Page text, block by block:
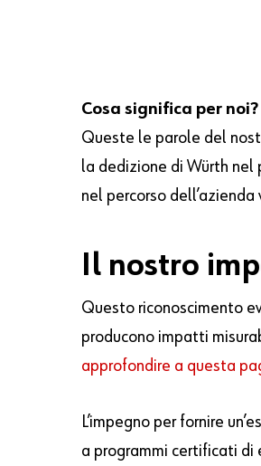
Cosa significa per noi?
Queste le parole del
la dedizione di Würth nel
nel percorso
Il nostro
Questo riconoscimento
producono impatti
approfondire a questa
L’impegno per fornire
a programmi certificati di